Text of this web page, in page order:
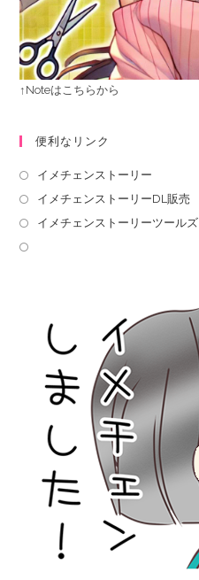
↑Noteはこちらから
便利なリンク
イメチェンストーリー
イメチェンストーリーDL販売
イメチェンストーリーツールズ